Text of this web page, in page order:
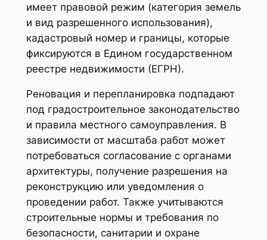
имеет правовой режим (категория земель
и вид разрешенного использования),
кадастровый номер и границы, которые
фиксируются в Едином государственном
реестре недвижимости (ЕГРН).
Реновация и перепланировка подпадают
под градостроительное законодательство
и правила местного самоуправления. В
зависимости от масштаба работ может
потребоваться согласование с органами
архитектуры, получение разрешения на
реконструкцию или уведомления о
проведении работ. Также учитываются
строительные нормы и требования по
безопасности, санитарии и охране